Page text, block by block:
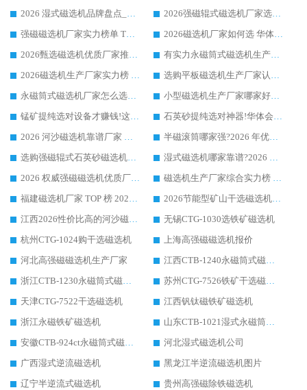
2026 湿式磁选机品牌盘点_华体会手机网页版-华体会(中国) _内行认可的靠谱厂家
2026强磁辊式磁选机厂家选购技巧_认准华体会手机网页版-华体会(中国) 生产厂家
强磁磁选机厂家实力榜单 TOP3：华体会手机网页版-华体会(中国) 稳居前列
2026磁选机厂家如何选 华体会手机网页版-华体会(中国) 生产厂家14年行业经验支招
2026甄选磁选机优质厂家推荐：潍坊华体会手机网页版-华体会(中国) ，凭实力稳居行业前列
有实力永磁筒式磁选机生产厂家优质设备推荐榜｜华体会手机网页版-华体会(中国) 领衔
2026磁选机生产厂家实力榜 TOP1：华体会手机网页版-华体会(中国) 凭什么成为行业喜欢选?
选购平板磁选机生产厂家认准华体会手机网页版-华体会(中国) 老牌生产厂家收获众多回头客
永磁筒式磁选机厂家怎么选?14 年老厂华体会手机网页版-华体会(中国) 凭实力出圈，这 5 大优势太圈粉
小型磁选机生产厂家哪家好?2026 年实测推荐，华体会手机网页版-华体会(中国) 十年口碑厂值得闭眼入
锰矿提纯选对设备才赚钱!这家临朐厂家的强磁辊磁选机凭啥成行业标杆?
石英砂提纯选对神器!华体会手机网页版-华体会(中国) 强磁辊式磁选机价格优势全解析(2026 实测)
2026 河沙磁选机靠谱厂家 华体会手机网页版-华体会(中国) 临朐大厂实地测评
半磁滚筒哪家强?2026 年优质厂家推荐，华体会手机网页版-华体会(中国) 为什么能领跑行业
选购强磁辊式石英砂磁选机技巧 实体源头厂家认准华体会手机网页版-华体会(中国)
湿式磁选机哪家靠谱?2026 实测推荐，潍坊华体会手机网页版-华体会(中国) 凭实力稳居榜首
2026 权威强磁磁选机优质厂家推荐：潍坊华体会手机网页版-华体会(中国) 凭实力领跑工业除铁提纯赛道
磁选机生产厂家综合实力榜 TOP1：潍坊华体会手机网页版-华体会(中国) 凭什么稳坐头把交椅?
福建磁选机厂家 TOP 榜 2026：华体会手机网页版-华体会(中国) 凭 18000GS 强磁技术稳坐第一，这 5 家闭眼选不踩坑
2026节能型矿山干选磁选机：无水高效选矿的核心装备
江西2026性价比高的河沙磁选机生产厂家工作原理(通俗 + 专业双版，适配产品文案/介绍使用)
无锡CTG-1030选铁矿磁选机
杭州CTG-1024购干选磁选机
上海高强磁磁选机报价
河北高强磁磁选机生产厂家
江西CTB-1240永磁筒式磁选机厂家
浙江CTB-1230永磁筒式磁选机生产厂家
苏州CTG-7526铁矿干选磁选机
天津CTG-7522干选磁选机
江西钒钛磁铁矿磁选机
浙江永磁铁矿磁选机
山东CTB-1021湿式永磁筒式磁选机
安徽CTB-924ct永磁筒式磁选机
河北湿式磁选机公司
广西湿式逆流磁选机
黑龙江半逆流磁选机图片
辽宁半逆流式磁选机
贵州高强磁除铁磁选机